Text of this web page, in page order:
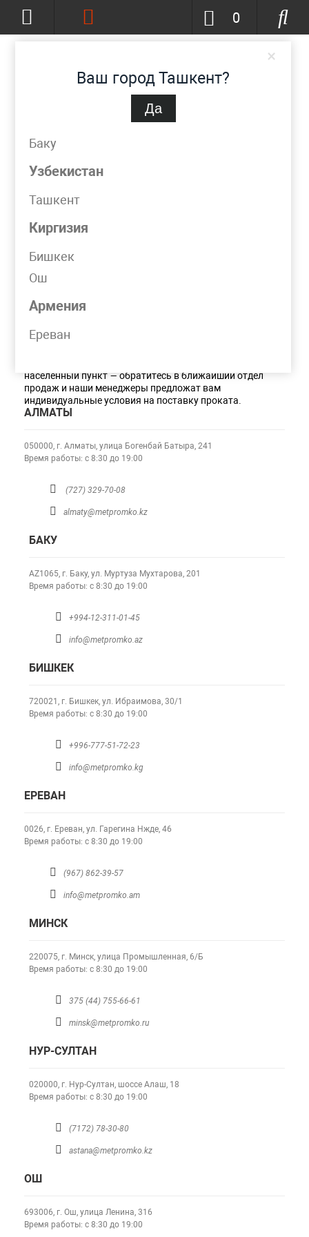
×
Ваш город Ташкент?
Да
Баку
Узбекистан
Ташкент
Киргизия
Бишкек
Ош
Армения
Ереван
0
КАТАЛОГ
КОНТАКТНАЯ ИНФОРМАЦИЯ
Внимание! Компания
населенный пункт — обратитесь в ближайший отдел
продаж и наши менеджеры предложат вам
индивидуальные условия на поставку проката.
АЛМАТЫ
050000, г. Алматы, улица Богенбай Батыра, 241
Время работы: с 8:30 до 19:00
(727) 329-70-08
almaty@metpromko.kz
БАКУ
AZ1065, г. Баку,ул. Муртуза Мухтарова, 201
Время работы: с 8:30 до 19:00
+994-12-311-01-45
info@metpromko.az
БИШКЕК
720021, г. Бишкек,ул. Ибраимова, 30/1
Время работы: с 8:30 до 19:00
+996-777-51-72-23
info@metpromko.kg
ЕРЕВАН
0026, г. Ереван, ул. Гарегина Нжде, 46
Время работы: с 8:30 до 19:00
(967) 862-39-57
info@metpromko.am
МИНСК
220075, г. Минск,улица Промышленная, 6/Б
Время работы: с 8:30 до 19:00
375 (44) 755-66-61
minsk@metpromko.ru
НУР-СУЛТАН
020000, г. Нур-Султан, шоссе Алаш, 18
Время работы: с 8:30 до 19:00
(7172) 78-30-80
astana@metpromko.kz
ОШ
693006, г. Ош, улица Ленина, 316
Время работы: с 8:30 до 19:00